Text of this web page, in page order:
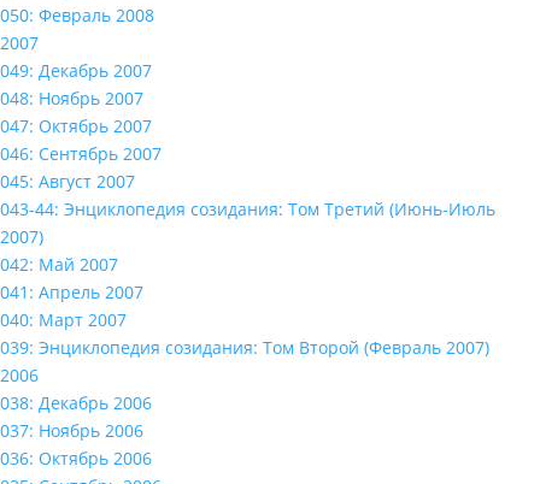
050: Февраль 2008
2007
049: Декабрь 2007
048: Ноябрь 2007
047: Октябрь 2007
046: Сентябрь 2007
045: Август 2007
043-44: Энциклопедия созидания: Том Третий (Июнь-Июль
2007)
042: Май 2007
041: Апрель 2007
040: Март 2007
039: Энциклопедия созидания: Том Второй (Февраль 2007)
2006
038: Декабрь 2006
037: Ноябрь 2006
036: Октябрь 2006